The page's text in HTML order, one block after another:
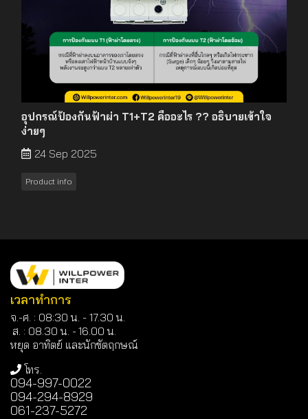
อุปกรณ์ป้องกันฟ้าผ่า T1+T2 คืออะไร ?? อธิบายเข้าใจ
ง่ายๆ
24 Sep 2025
Product info
เวลาทำการ
จ.-ศ. : 08:30 น. - 17.30 น.
ส. : 08.30 น. -16.00 น.
หยุด อาทิตย์ และนักขัตฤกษณ์
โทร.
094-997-0022
094-294-8929
061-237-5272